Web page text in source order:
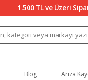
1.500 TL ve Üzeri
Blog Arıza